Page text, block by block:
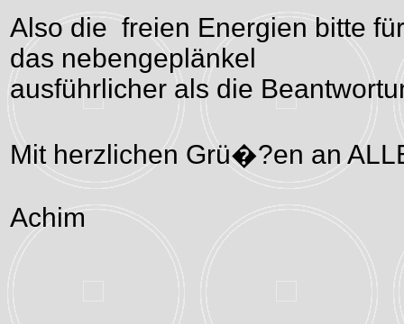
Also die freien Energien bitte
das nebengeplänkel
ausführlicher als die
Mit herzlichen Grü�?en an
Achim